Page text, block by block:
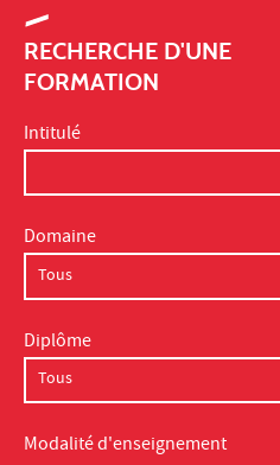
RECHERCHE D'UNE
FORMATION
Intitulé
Domaine
Diplôme
Modalité d'enseignement